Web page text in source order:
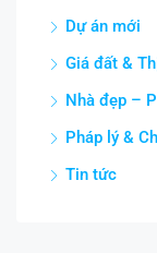
Dự án mới
Giá đất &
Nhà đẹp –
Pháp lý &
Tin tức